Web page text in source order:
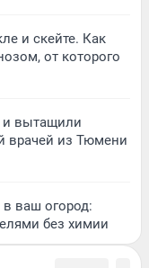
и скейте. Как
от которого
и вытащили
врачей из Тюмени
в ваш огород:
без химии